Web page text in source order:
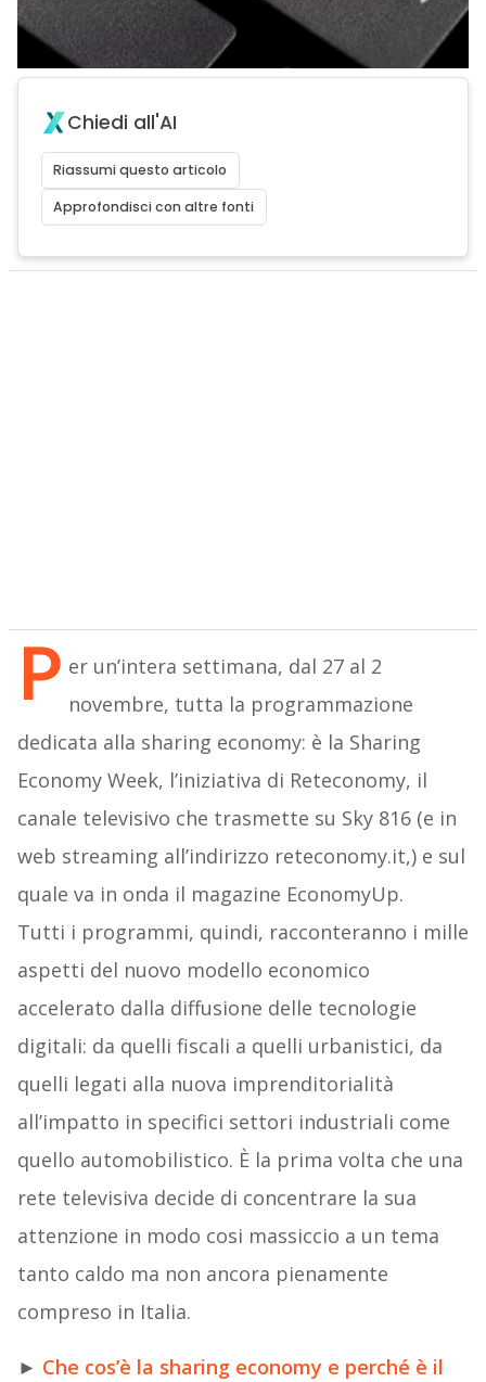
Chiedi all'AI
Riassumi questo articolo
Approfondisci con altre fonti
P er un’intera settimana, dal 27 al 2
novembre, tutta la programmazione
dedicata alla sharing economy: è la Sharing
Economy Week, l’iniziativa di Reteconomy, il
canale televisivo che trasmette su Sky 816 (e in
web streaming all’indirizzo reteconomy.it,) e sul
quale va in onda il magazine EconomyUp.
Tutti i programmi, quindi, racconteranno i mille
aspetti del nuovo modello economico
accelerato dalla diffusione delle tecnologie
digitali: da quelli fiscali a quelli urbanistici, da
quelli legati alla nuova imprenditorialità
all’impatto in specifici settori industriali come
quello automobilistico. È la prima volta che una
rete televisiva decide di concentrare la sua
attenzione in modo cosi massiccio a un tema
tanto caldo ma non ancora pienamente
compreso in Italia.
► Che cos’è la sharing economy e perché è il